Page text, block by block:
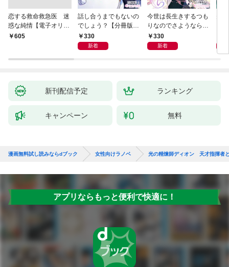
恋する救命救急医 迷
惑な純情【電子オリジ
ナル】
￥605
話し合うまでもないの
でしょう？【分冊版】
1 330
新着
今世は長生きするつも
りなのでさようなら
【分冊版】1
330
新着
新刊配信予定 ランキング
キャンペーン 無料
漫画無料試し読みならdブック 女性向けラノベ 光の精煉師ディオン 天才指揮者
アプリならもっと便利で快適に！